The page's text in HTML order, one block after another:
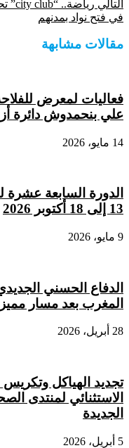
التالي
في فتح نواد بمدنهم
مقالات مشابهة
فعاليات لمعرض
علي بنحمدوش دائرة
14 مايو، 2026
الدورة السابعة
13 إلى 18 أكتوبر 2026
9 مايو، 2026
الدفاع الحسني
المغرب بعد مسار مميز
28 أبريل، 2026
تجديد الهياكل
الاستثنائي لمنتدى
الجديدة
5 أبريل، 2026